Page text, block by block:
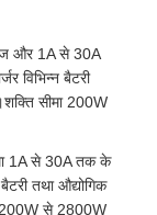
और 1A से 30A
विभिन्न बैटरी
सीमा 200W
1A से 30A तक के
तथा औद्योगिक
से 2800W